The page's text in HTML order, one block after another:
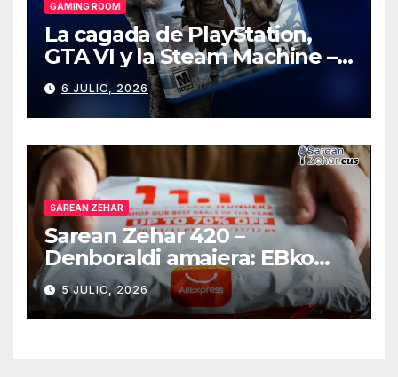
GAMING ROOM
La cagada de PlayStation,
GTA VI y la Steam Machine –
Gaming Room #130
6 JULIO, 2026
SAREAN ZEHAR
Sarean Zehar 420 –
Denboraldi amaiera: EBko
muga-zerga berriak
AliExpressi, AEBetako AAren
kontrola, Googleri behin
5 JULIO, 2026